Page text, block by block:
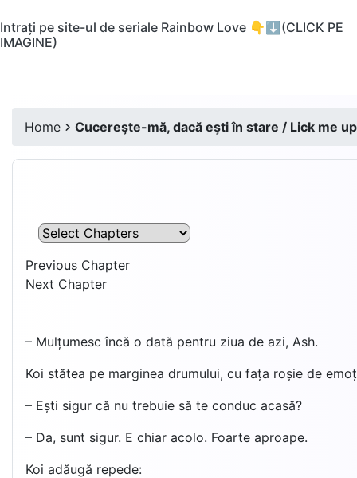
Intrați pe site-ul de seriale Rainbow Love 👇⬇️(CLICK PE
IMAGINE)
Home Cucereşte-mă, dacă eşti în stare / Lick me
Previous Chapter
Next Chapter
– Mulțumesc încă o dată pentru ziua de azi, Ash.
Koi stătea pe marginea drumului, cu fața roșie de
– Ești sigur că nu trebuie să te conduc acasă?
– Da, sunt sigur. E chiar acolo. Foarte aproape.
Koi adăugă repede: